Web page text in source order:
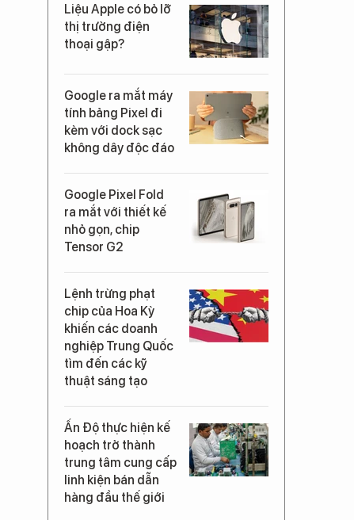
Liệu Apple có bỏ lỡ
thị trường điện
thoại gập?
Google ra mắt máy
tính bảng Pixel đi
kèm với dock sạc
không dây độc đáo
Google Pixel Fold
ra mắt với thiết kế
nhỏ gọn, chip
Tensor G2
Lệnh trừng phạt
chip của Hoa Kỳ
khiến các doanh
nghiệp Trung Quốc
tìm đến các kỹ
thuật sáng tạo
Ấn Độ thực hiện kế
hoạch trở thành
trung tâm cung cấp
linh kiện bán dẫn
hàng đầu thế giới